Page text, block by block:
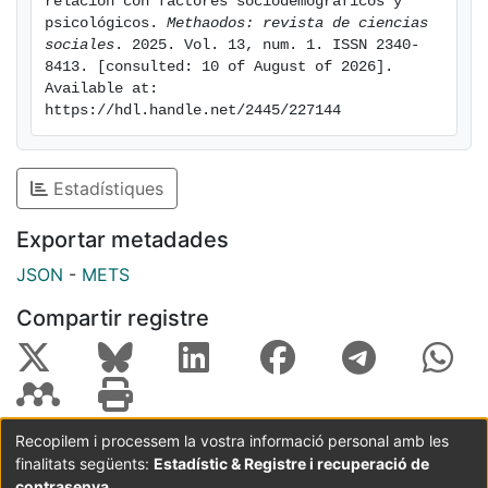
necesario diseñar estrategias educativas y de
prevención para mitigar sus efectos negativos en los
estudiantes universitarios.
psicológicos. Methaodos: revista de ciencias
sociales . 2025. Vol. 13, num. 1. ISSN 2340-
8413. [consulted: 10 of August of 2026].
Available at:
https://hdl.handle.net/2445/227144
Estadístiques
Exportar metadades
JSON - METS
Compartir registre
Coordinació:CRAI UB Avís legal
Metadades
subjectes a:
Recopilem i processem la vostra informació personal amb les
finalitats següents: Estadístic & Registre i recuperació de